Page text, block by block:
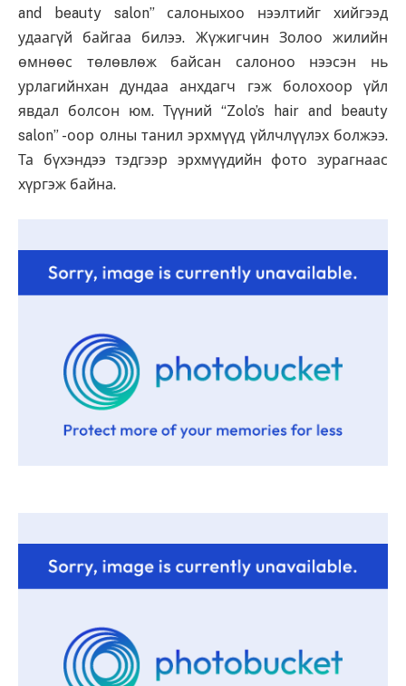
and beauty salon” салоныхоо нээлтийг хийгээд
удаагүй байгаа билээ. Жүжигчин Золоо жилийн
өмнөөс төлөвлөж байсан салоноо нээсэн нь
урлагийнхан дундаа анхдагч гэж болохоор үйл
явдал болсон юм. Түүний “Zolo’s hair and beauty
salon” -оор олны танил эрхмүүд үйлчлүүлэх болжээ.
Та бүхэндээ тэдгээр эрхмүүдийн фото зурагнаас
хүргэж байна.